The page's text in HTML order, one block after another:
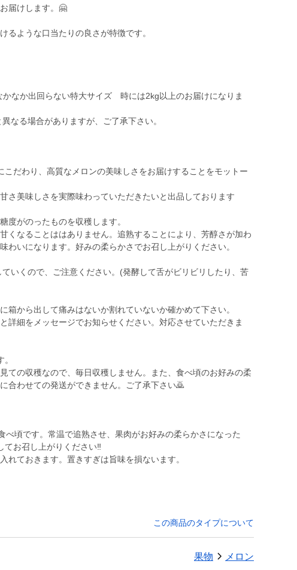
届けします。🤗
るような口当たりの良さが特徴です。
なか出回らない特大サイズ 時には2kg以上のお届けになりま
なる場合がありますが、ご了承下さい。
こだわり、高質なメロンの美味しさをお届けすることをモットー
さ美味しさを実際味わっていただきたいと出品しております
がのったものを収穫します。
くなることははありません。追熟することにより、芳醇さが加わ
わいになります。好みの柔らかさでお召し上がりください。
いくので、ご注意ください。(発酵して舌がビリビリしたり、苦
から出して痛みはないか割れていないか確かめて下さい。
詳細をメッセージでお知らせください。対応させていただきま
ての収穫なので、毎日収穫しません。また、食べ頃のお好みの柔
べ頃です。常温で追熟させ、果肉がお好みの柔らかさになった
てお召し上がりください‼️
れておきます。置きすぎは旨味を損ないます。
この商品のタイプについて
果物 メロン